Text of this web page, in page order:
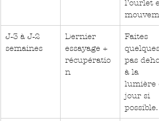
l’ourlet
J‑3 à J‑2
semaines
Dernier
essayage +
récupératio
n
Faites
quelques
pas
à la
lumière
jour si
possible.